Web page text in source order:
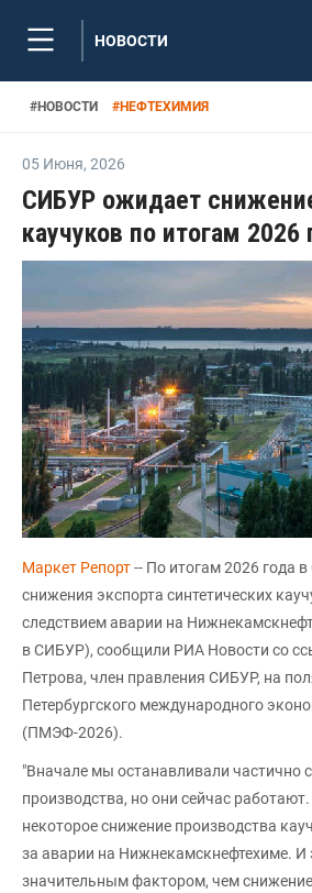
НОВОСТИ
#НОВОСТИ #НЕФТЕХИМИЯ
05 Июня, 2026
СИБУР ожидает
каучуков по итогам 2026
Маркет Репорт-- По итогам 2026 года
снижения экспорта синтетических
следствием аварии на
в СИБУР), сообщили РИА Новости со
Петрова, член правления СИБУР, на
Петербургского международного
(ПМЭФ-2026).
"Вначале мы останавливали частично
производства, но они сейчас
некоторое снижение производства
за аварии на Нижнекамскнефтехиме. И
значительным фактором, чем